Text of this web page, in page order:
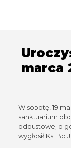
marca
W sobotę, 19
sanktuarium
odpustowej o
wygłosił Ks. Bp